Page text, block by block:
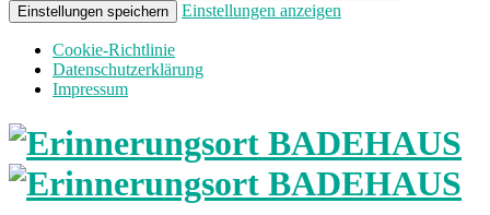
Einstellungen speichern
Einstellungen anzeigen
Cookie-Richtlinie
Datenschutzerklärung
Impressum